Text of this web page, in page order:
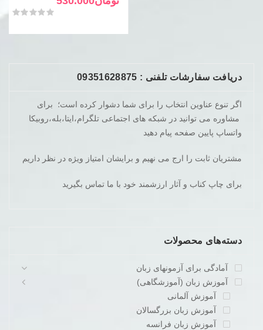
تومان760.000
تومان530.000
امتیاز0از 5
دریافت سفارشات تلفنی : 09351628875
اگر تنوع عناوین انتخاب را برای شما دشوار کرده است؛ برای
مشاوره می توانید در شبکه های اجتماعی تلگرام،ایتا،بله،روبیکا
واتساپ پایین صفحه پیام دهید
مشتریان ثابت را ارج می نهیم و برایشان امتیاز ویژه در نظر داریم
برای چاپ کناب و آثار ارزشمند خود با ما تماس بگیرید
دسته‌های محصولات
آمادگی برای آزمونهای زبان
آموزش زبان (آموزشگاهی)
آموزش آلمانی
آموزش زبان بزرگسالان
آموزش زبان فرانسه